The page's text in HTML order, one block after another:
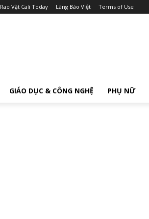
Rao Vặt Cali Today Làng Báo Việt Terms of Use
GIÁO DỤC & CÔNG NGHỆ PHỤ NỮ